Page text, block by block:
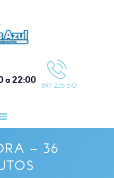
a 22:00
697 235 510
– 36